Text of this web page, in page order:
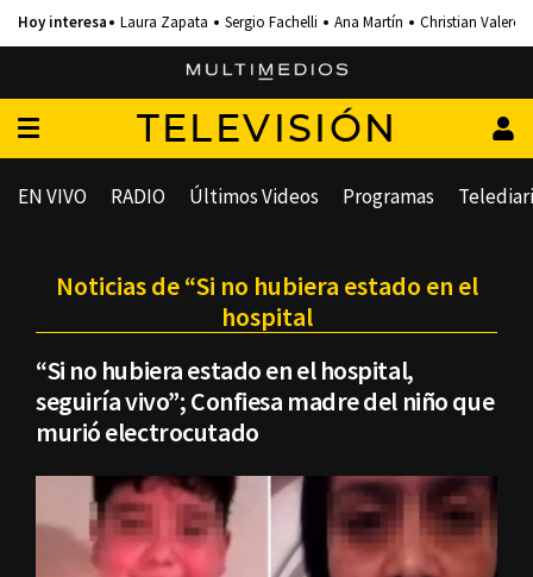
Laura Zapata Sergio Fachelli Ana Martín Christian Valero
TELEVISIÓN
EN VIVO RADIO Últimos Videos Programas
Noticias de “Si no hubiera estado en el
hospital
“Si no hubiera estado en el hospital,
seguiría vivo”; Confiesa madre del niño que
murió electrocutado